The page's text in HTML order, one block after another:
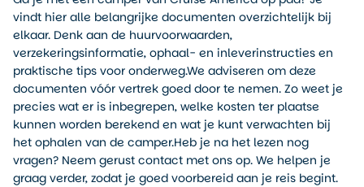
vindt hier alle belangrijke documenten overzichtelijk bij
elkaar. Denk aan de huurvoorwaarden,
verzekeringsinformatie, ophaal- en inleverinstructies en
praktische tips voor onderweg.We adviseren om deze
documenten vóór vertrek goed door te nemen. Zo weet je
precies wat er is inbegrepen, welke kosten ter plaatse
kunnen worden berekend en wat je kunt verwachten bij
het ophalen van de camper.Heb je na het lezen nog
vragen? Neem gerust contact met ons op. We helpen je
graag verder, zodat je goed voorbereid aan je reis begint.